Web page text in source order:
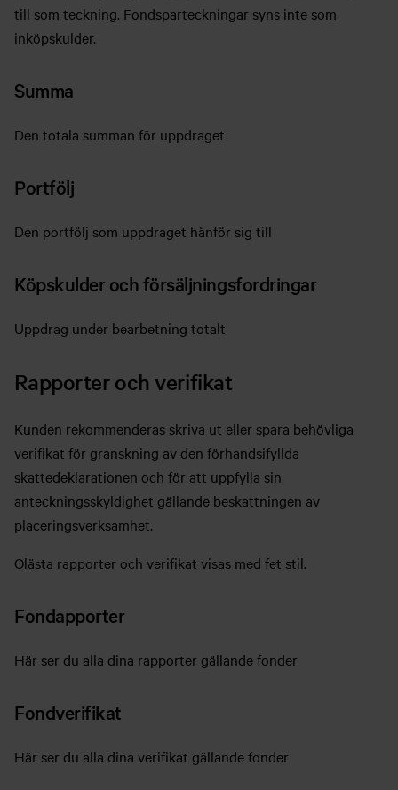
till som teckning. Fondsparteckningar syns inte som
inköpskulder.
Summa
Den totala summan för uppdraget
Portfölj
Den portfölj som uppdraget hänför sig till
Köpskulder och försäljningsfordringar
Uppdrag under bearbetning totalt
Rapporter och verifikat
Kunden rekommenderas skriva ut eller spara behövliga
verifikat för granskning av den förhandsifyllda
skattedeklarationen och för att uppfylla sin
anteckningsskyldighet gällande beskattningen av
placeringsverksamhet.
Olästa rapporter och verifikat visas med fet stil.
Fondapporter
Här ser du alla dina rapporter gällande fonder
Fondverifikat
Här ser du alla dina verifikat gällande fonder